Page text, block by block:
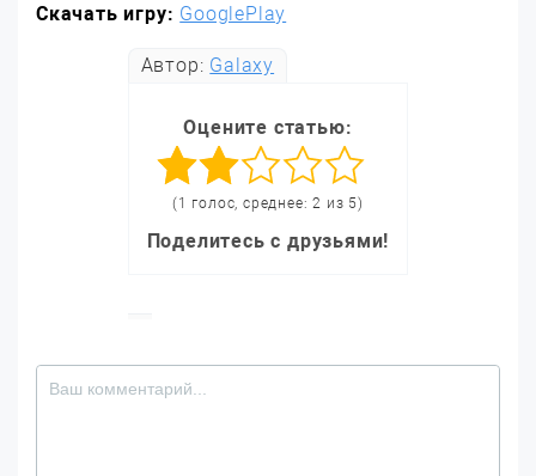
Скачать игру: GooglePlay
Автор: Galaxy
Оцените статью:
(1 голос, среднее: 2 из 5)
Поделитесь с друзьями!